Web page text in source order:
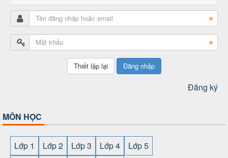
Đăng nhập
Đăng ký
MÔN HỌC
Lớp 1 Lớp 2 Lớp 3 Lớp 4
Lớp 5